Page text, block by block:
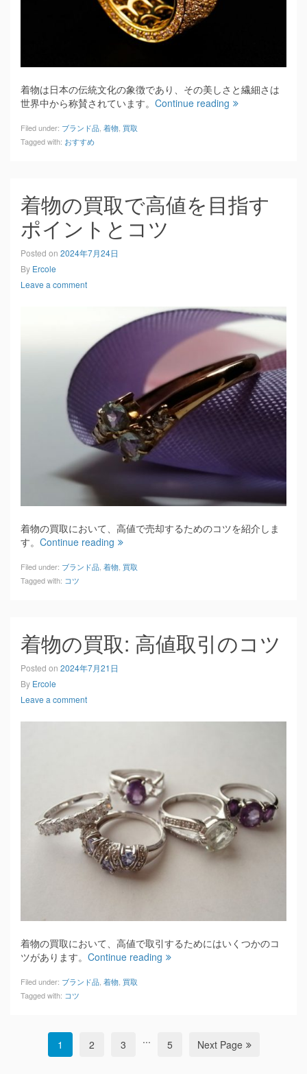
着物は日本の伝統文化の象徴であり、その美しさと繊細さは
世界中から称賛されています。 Continue reading
Filed under: ブランド品, 着物, 買取
Tagged with: おすすめ
着物の買取で高値を目指す
ポイントとコツ
Posted on 2024年7月24日
By Ercole
Leave a comment
着物の買取において、高値で売却するためのコツを紹介しま
す。 Continue reading
Filed under: ブランド品, 着物, 買取
Tagged with: コツ
着物の買取: 高値取引のコツ
Posted on 2024年7月21日
By Ercole
Leave a comment
着物の買取において、高値で取引するためにはいくつかのコ
ツがあります。 Continue reading
Filed under: ブランド品, 着物, 買取
Tagged with: コツ
1 2 3 ... 5 Next Page